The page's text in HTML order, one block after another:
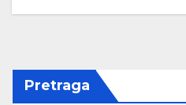
Pretraga